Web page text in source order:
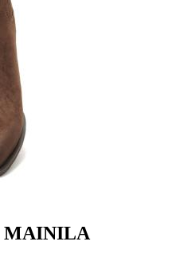
MAINILA